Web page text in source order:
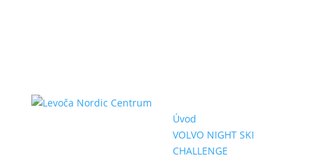
Úvod
VOLVO NIGHT SKI
CHALLENGE